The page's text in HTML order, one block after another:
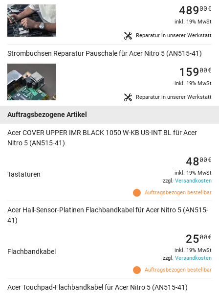
Reparatur in unserer Werkstatt
48900€
inkl. 19% MwSt
Strombuchsen Reparatur Pauschale für Acer Nitro 5 (AN515-41)
Reparatur in unserer Werkstatt
15900€
inkl. 19% MwSt
Auftragsbezogene Artikel
Acer COVER UPPER IMR BLACK 1050 W-KB US-INT BL für Acer
Nitro 5 (AN515-41)
Tastaturen
Auftragsbezogen bestellbar
4800€
inkl. 19% MwSt
zzgl. Versandkosten
Acer Hall-Sensor-Platinen Flachbandkabel für Acer Nitro 5 (AN515-
41)
Flachbandkabel
Auftragsbezogen bestellbar
2500€
inkl. 19% MwSt
zzgl. Versandkosten
Acer Touchpad-Flachbandkabel für Acer Nitro 5 (AN515-41)